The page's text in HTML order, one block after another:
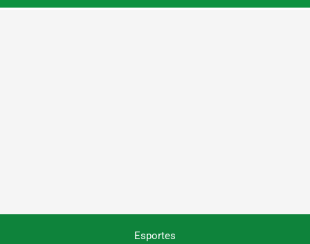
Esportes